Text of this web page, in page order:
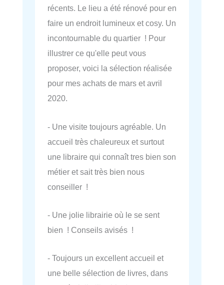
récents. Le lieu a été rénové pour en
faire un endroit lumineux et cosy. Un
incontournable du quartier ! Pour
illustrer ce qu'elle peut vous
proposer, voici la sélection réalisée
pour mes achats de mars et avril
2020.
- Une visite toujours agréable. Un
accueil très chaleureux et surtout
une libraire qui connaît tres bien son
métier et sait très bien nous
conseiller !
- Une jolie librairie où le se sent
bien ! Conseils avisés !
- Toujours un excellent accueil et
une belle sélection de livres, dans